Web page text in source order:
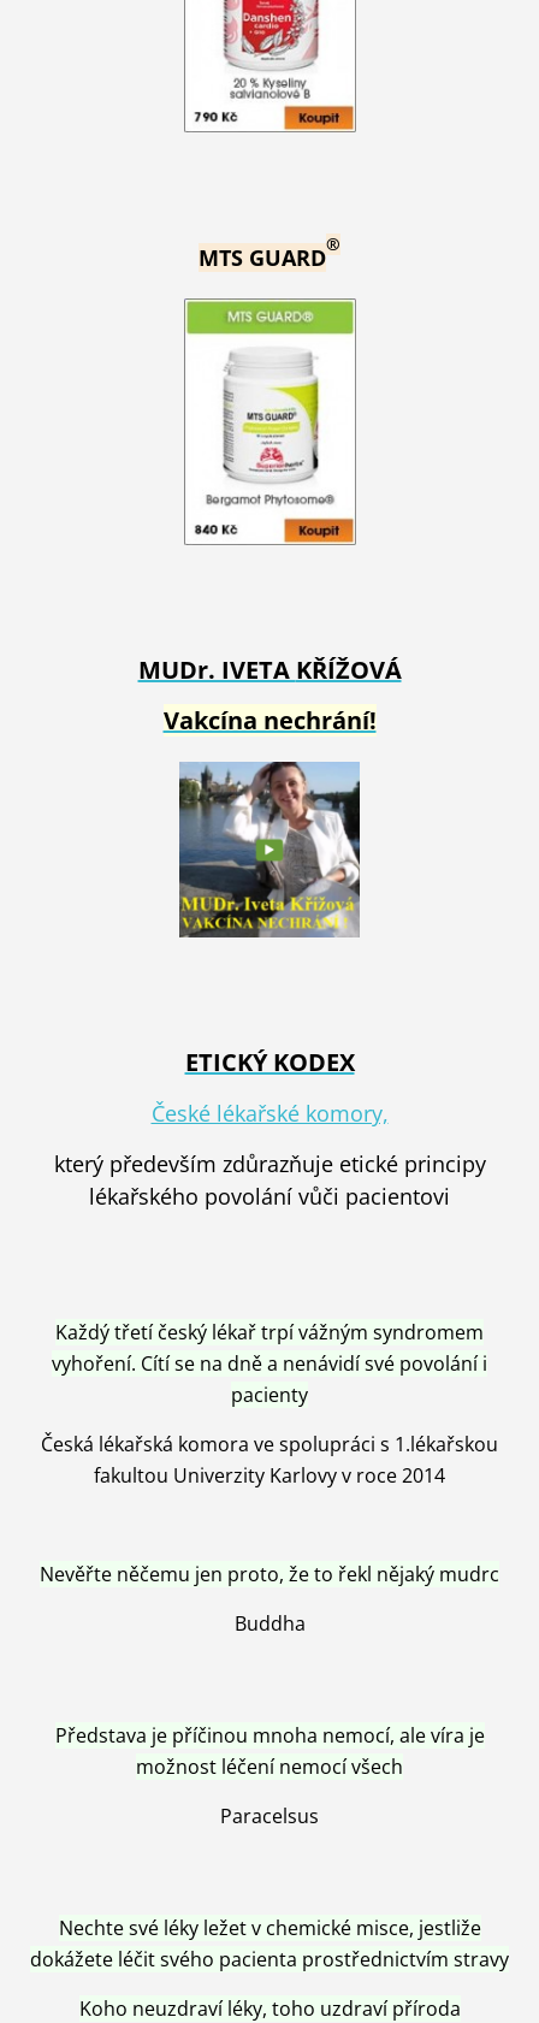
MTS GUARD®
MUDr. IVETA KŘÍŽOVÁ
Vakcína nechrání!
ETICKÝ KODEX
České lékařské komory,
který především zdůrazňuje etické principy
lékařského povolání vůči pacientovi
Každý třetí český lékař trpí vážným syndromem
vyhoření. Cítí se na dně a nenávidí své povolání i
pacienty
Česká lékařská komora ve spolupráci s 1.lékařskou
fakultou Univerzity Karlovy v roce 2014
Nevěřte něčemu jen proto, že to řekl nějaký mudrc
Buddha
Představa je příčinou mnoha nemocí, ale víra je
možnost léčení nemocí všech
Paracelsus
Nechte své léky ležet v chemické misce, jestliže
dokážete léčit svého pacienta prostřednictvím stravy
Koho neuzdraví léky, toho uzdraví příroda